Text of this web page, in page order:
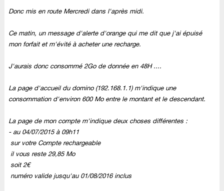
Donc mis en route Mercredi dans l'après midi.
Ce matin, un message d'alerte d'orange qui me dit que j'ai épuisé
mon forfait et m'évité à acheter une recharge.
J'aurais donc consommé 2Go de donnée en 48H ....
La page d'accueil du domino (192.168.1.1) m'indique une
consommation d'environ 600 Mo entre le montant et le descendant.
La page de mon compte m'indique deux choses différentes :
-au 04/07/2015à 09h11
sur votre Compte rechargeable
il vous reste 29,85 Mo
soit2€
numéro valide jusqu'au 01/08/2016inclus